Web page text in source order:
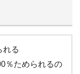
れる
％ためられるの